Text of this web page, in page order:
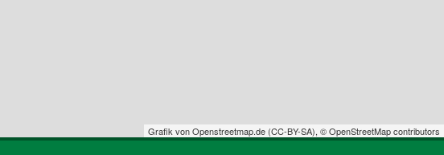
Grafik vonOpenstreetmap.de (CC-BY-SA), © OpenStreetMap contributors